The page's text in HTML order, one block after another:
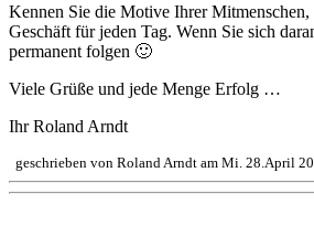
Kennen Sie die Motive Ihrer
Geschäft für jeden Tag. Wenn Sie sich
permanent folgen 🙂
Viele Grüße und jede Menge Erfolg …
Ihr Roland Arndt
geschrieben von Roland Arndt am Mi. 28.April